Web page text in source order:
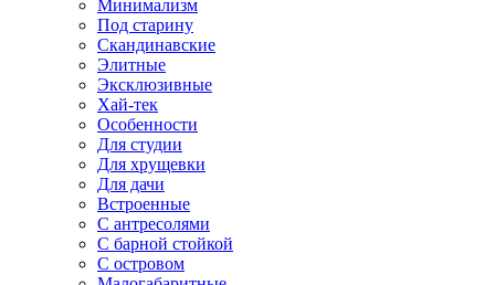
Минимализм
Под старину
Скандинавские
Элитные
Эксклюзивные
Хай-тек
Особенности
Для студии
Для хрущевки
Для дачи
Встроенные
С антресолями
С барной стойкой
С островом